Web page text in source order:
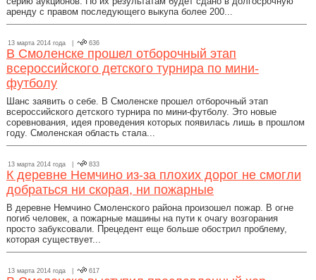
аренду с правом последующего выкупа более 200...
13 марта 2014 года | 636
В Смоленске прошел отборочный этап
всероссийского детского турнира по мини-
футболу
Шанс заявить о себе. В Смоленске прошел отборочный этап
всероссийского детского турнира по мини-футболу. Это новые
соревнования, идея проведения которых появилась лишь в прошлом
году. Смоленская область стала...
13 марта 2014 года | 833
К деревне Немчино из-за плохих дорог не смогли
добраться ни скорая, ни пожарные
В деревне Немчино Смоленского района произошел пожар. В огне
погиб человек, а пожарные машины на пути к очагу возгорания
просто забуксовали. Прецедент еще больше обострил проблему,
которая существует...
13 марта 2014 года | 617